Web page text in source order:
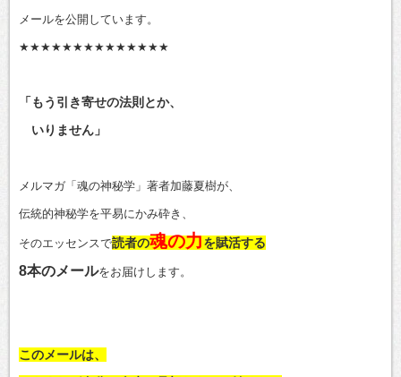
メールを公開しています。
★★★★★★★★★★★★★★
「もう引き寄せの法則とか、
いりません」
メルマガ「魂の神秘学」著者加藤夏樹が、
伝統的神秘学を平易にかみ砕き、
そのエッセンスで読者の魂の力を賦活する
8本のメールをお届けします。
このメールは、